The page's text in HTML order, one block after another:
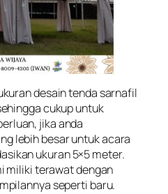
desain tenda sarnafil
cukup untuk
jika anda
lebih besar untuk acara
ukuran 5×5 meter.
miliki terawat dengan
seperti baru.